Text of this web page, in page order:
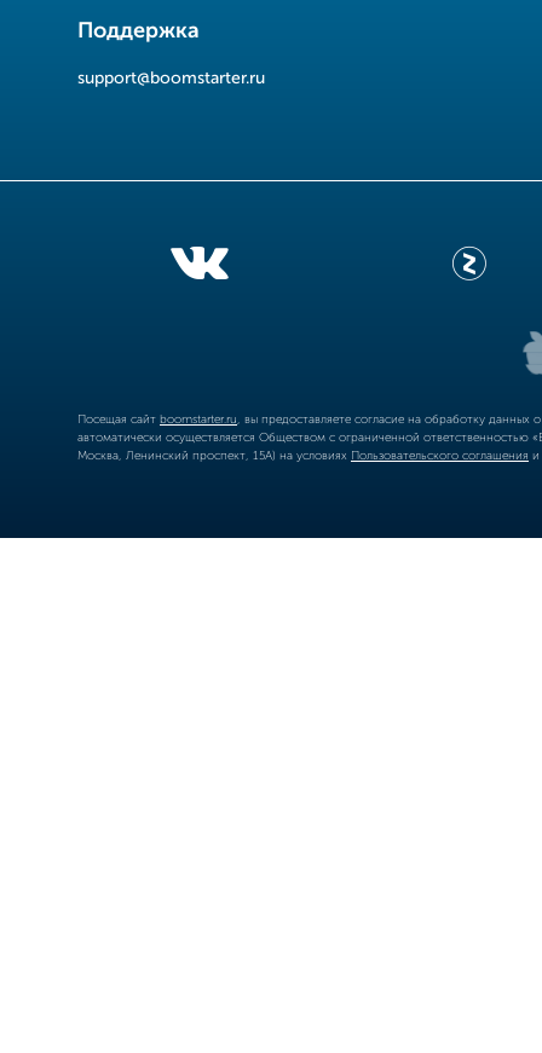
Поддержка
support@boomstarter.ru
Посещая сайт boomstarter.ru , вы предоставляете согласие на обработку
автоматически осуществляется Обществом с ограниченной
Москва, Ленинский проспект, 15А) на условиях Пользовательского соглашения и